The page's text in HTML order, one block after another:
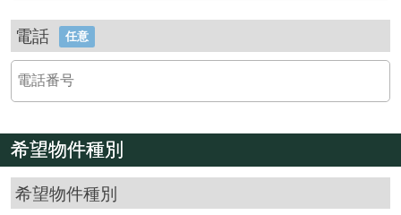
電話 任意
希望物件種別
希望物件種別